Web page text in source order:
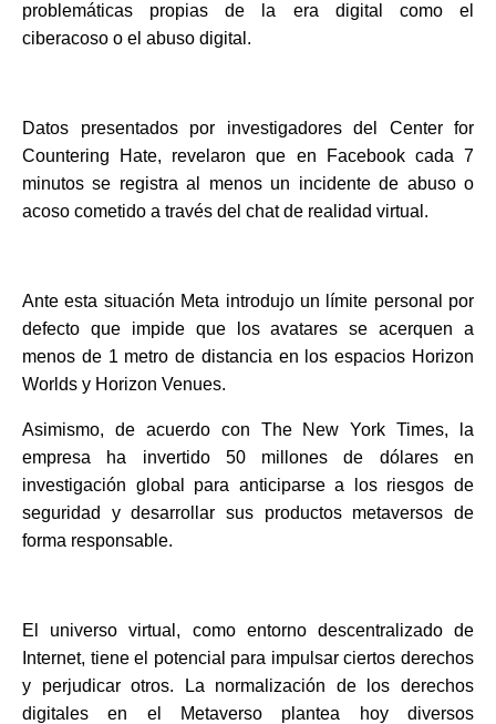
problemáticas propias de la era digital como el
ciberacoso o el abuso digital.
Datos presentados por investigadores del Center for
Countering Hate, revelaron que en Facebook cada 7
minutos se registra al menos un incidente de abuso o
acoso cometido a través del chat de realidad virtual.
Ante esta situación Meta introdujo un límite personal por
defecto que impide que los avatares se acerquen a
menos de 1 metro de distancia en los espacios Horizon
Worlds y Horizon Venues.
Asimismo, de acuerdo con The New York Times, la
empresa ha invertido 50 millones de dólares en
investigación global para anticiparse a los riesgos de
seguridad y desarrollar sus productos metaversos de
forma responsable.
El universo virtual, como entorno descentralizado de
Internet, tiene el potencial para impulsar ciertos derechos
y perjudicar otros. La normalización de los derechos
digitales en el Metaverso plantea hoy diversos